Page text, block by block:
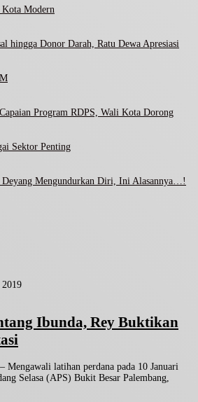
Modern
hingga Donor Darah, Ratu Dewa Apresiasi
Program RDPS, Wali Kota Dorong
Sektor Penting
Mengundurkan Diri, Ini Alasannya…!
Ibunda, Rey Buktikan
latihan perdana pada 10 Januari
Selasa (APS) Bukit Besar Palembang,